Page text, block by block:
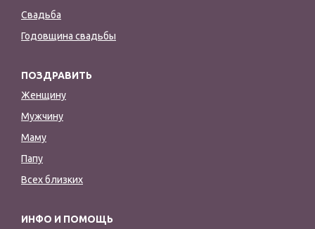
Свадьба
Годовщина свадьбы
ПОЗДРАВИТЬ
Женщину
Мужчину
Маму
Папу
Всех близких
ИНФО И ПОМОЩЬ